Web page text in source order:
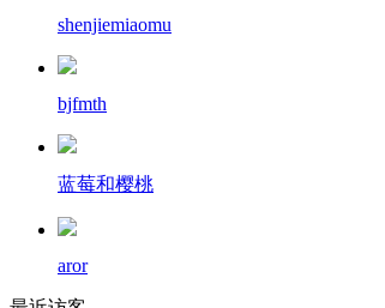
shenjiemiaomu
bjfmth
蓝莓和樱桃
aror